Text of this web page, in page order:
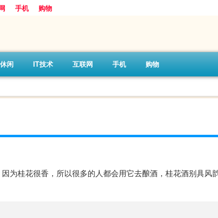
手机 购物
休闲 IT技术 互联网 手机 购物
为桂花很香，所以很多的人都会用它去酿酒，桂花酒别具风